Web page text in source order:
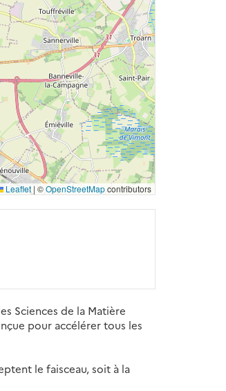
Leaflet | ©OpenStreetMapcontributors
Sciences de la Matière
pour accélérer tous les
le faisceau, soit à la